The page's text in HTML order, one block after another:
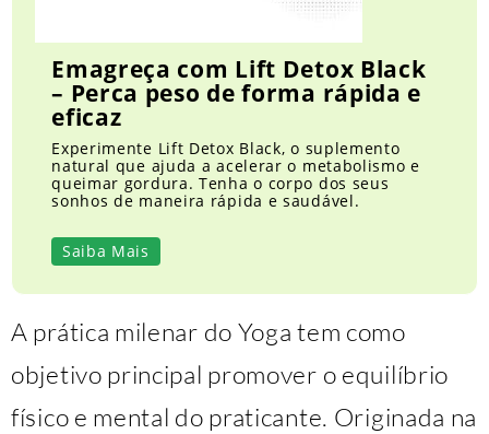
Emagreça com Lift Detox Black
– Perca peso de forma rápida e
eficaz
Experimente Lift Detox Black, o suplemento
natural que ajuda a acelerar o metabolismo e
queimar gordura. Tenha o corpo dos seus
sonhos de maneira rápida e saudável.
Saiba Mais
A prática milenar do Yoga tem como
objetivo principal promover o equilíbrio
físico e mental do praticante. Originada na